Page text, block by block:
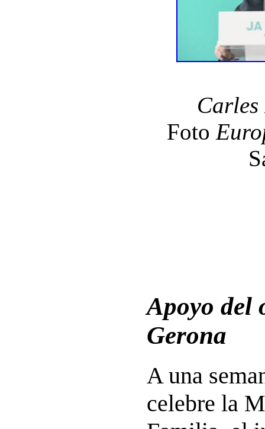
Carles
Foto
Apoyo del
Gerona
A una
celebre la